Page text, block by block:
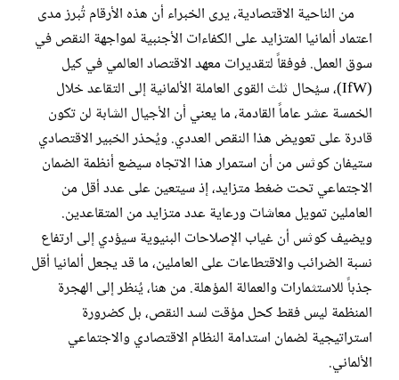
من الناحية الاقتصادية، يرى الخبراء أن هذه الأرقام تُبرز مدى
اعتماد ألمانيا المتزايد على الكفاءات الأجنبية لمواجهة النقص في
سوق العمل. فوفقاً لتقديرات معهد الاقتصاد العالمي في كيل
(IfW)، سيُحال ثلث القوى العاملة الألمانية إلى التقاعد خلال
الخمسة عشر عاماً القادمة، ما يعني أن الأجيال الشابة لن تكون
قادرة على تعويض هذا النقص العددي. ويُحذر الخبير الاقتصادي
ستيفان كوثس من أن استمرار هذا الاتجاه سيضع أنظمة الضمان
الاجتماعي تحت ضغط متزايد، إذ سيتعين على عدد أقل من
العاملين تمويل معاشات ورعاية عدد متزايد من المتقاعدين.
ويضيف كوثس أن غياب الإصلاحات البنيوية سيؤدي إلى ارتفاع
نسبة الضرائب والاقتطاعات على العاملين، ما قد يجعل ألمانيا أقل
جذباً للاستثمارات والعمالة المؤهلة. من هنا، يُنظر إلى الهجرة
المنظمة ليس فقط كحل مؤقت لسد النقص، بل كضرورة
استراتيجية لضمان استدامة النظام الاقتصادي والاجتماعي
الألماني.